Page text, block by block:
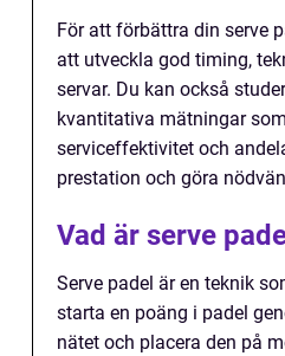
För att förbättra din serve
att utveckla god timing,
servar. Du kan också
kvantitativa mätningar
serviceffektivitet och
prestation och göra
Vad är serve
Serve padel är en teknik
starta en poäng i padel
nätet och placera den på